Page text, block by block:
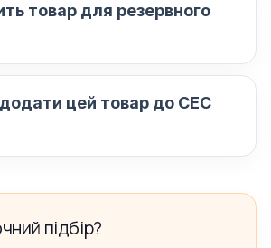
товар для резервного
цей товар до СЕС
підбір?